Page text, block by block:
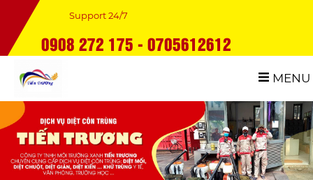
Support 24/7
0908 272 175 - 0705612612
MENU